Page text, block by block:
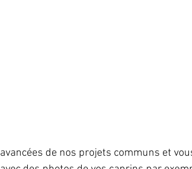
avancées de nos projets communs et